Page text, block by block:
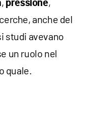
pressione
anche del
studi avevano
un ruolo nel
quale.